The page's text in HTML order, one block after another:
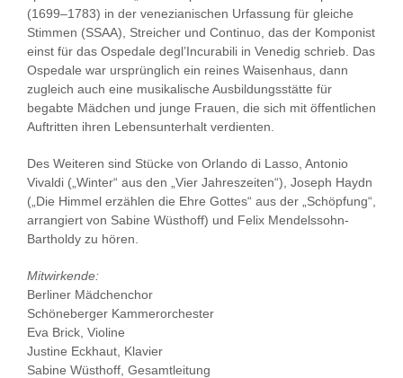
(1699–1783) in der venezianischen Urfassung für gleiche
Stimmen (SSAA), Streicher und Continuo, das der Komponist
einst für das Ospedale degl’Incurabili in Venedig schrieb. Das
Ospedale war ursprünglich ein reines Waisenhaus, dann
zugleich auch eine musikalische Ausbildungsstätte für
begabte Mädchen und junge Frauen, die sich mit öffentlichen
Auftritten ihren Lebensunterhalt verdienten.
Des Weiteren sind Stücke von Orlando di Lasso, Antonio
Vivaldi („Winter“ aus den „Vier Jahreszeiten“), Joseph Haydn
(„Die Himmel erzählen die Ehre Gottes“ aus der „Schöpfung“,
arrangiert von Sabine Wüsthoff) und Felix Mendelssohn-
Bartholdy zu hören.
Mitwirkende:
Berliner Mädchenchor
Schöneberger Kammerorchester
Eva Brick, Violine
Justine Eckhaut, Klavier
Sabine Wüsthoff, Gesamtleitung